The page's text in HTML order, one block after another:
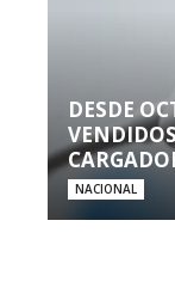
DESDE
NACIONAL